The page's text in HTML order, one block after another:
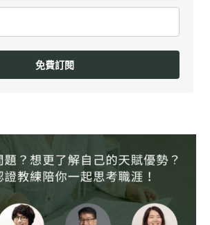
免費訂閱